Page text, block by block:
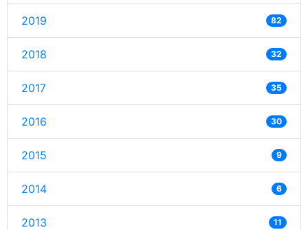
2019 82
2018 32
2017 35
2016 30
2015 9
2014 6
2013 11